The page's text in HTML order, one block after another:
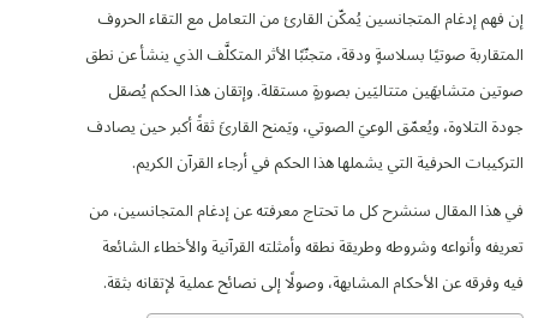
إن فهم إدغام المتجانسين يُمكّن القارئ من التعامل مع التقاء الحروف
المتقاربة صوتيًا بسلاسةٍ ودقة، متجنّبًا الأثر المتكلَّف الذي ينشأ عن نطق
صوتين متشابهَين متتاليَين بصورةٍ مستقلة. وإتقان هذا الحكم يُصقل
جودة التلاوة، ويُعمّق الوعيَ الصوتي، ويَمنح القارئَ ثقةً أكبر حين يصادف
التركيبات الحرفية التي يشملها هذا الحكم في أرجاء القرآن الكريم.
في هذا المقال سنشرح كل ما تحتاج معرفته عن إدغام المتجانسين، من
تعريفه وأنواعه وشروطه وطريقة نطقه وأمثلته القرآنية والأخطاء الشائعة
فيه وفرقه عن الأحكام المشابهة، وصولًا إلى نصائح عملية لإتقانه بثقة.